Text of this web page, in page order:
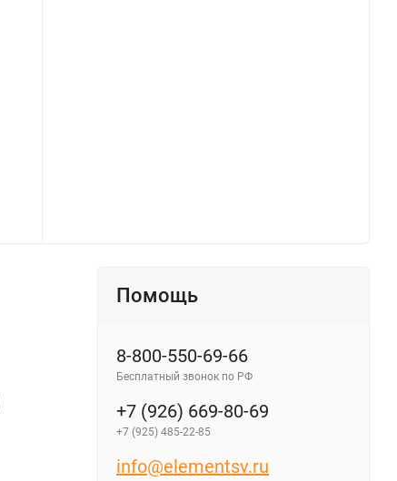
Помощь
8-800-550-69-66
Бесплатный звонок по РФ
+7 (926) 669-80-69
+7 (925) 485-22-85
info@elementsv.ru